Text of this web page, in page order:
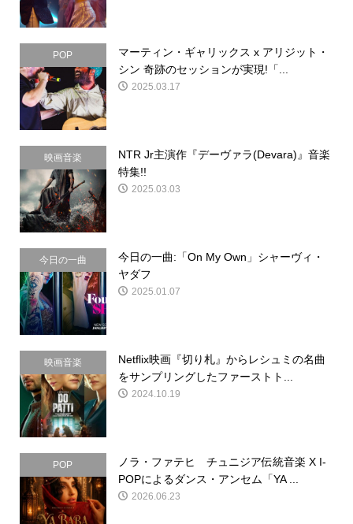
POP
マーティン・ギャリックス x アリジット・
シン 奇跡のセッションが実現!「...
2025.03.17
映画音楽
NTR Jr主演作『デーヴァラ(Devara)』音楽
特集!!
2025.03.03
今日の一曲
今日の一曲:「On My Own」シャーヴィ・
ヤダフ
2025.01.07
映画音楽
Netflix映画『切り札』からレシュミの名曲
をサンプリングしたファーストト...
2024.10.19
POP
ノラ・ファテヒ チュニジア伝統音楽 X I-
POPによるダンス・アンセム「YA ...
2026.06.23